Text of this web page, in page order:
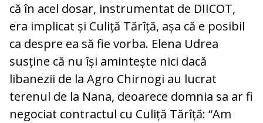
că în acel dosar, instrumentat de DIICOT,
era implicat și Culiță Tărîță, așa că e posibil
ca despre ea să fie vorba. Elena Udrea
susține că nu își amintește nici dacă
libanezii de la Agro Chirnogi au lucrat
terenul de la Nana, deoarece domnia sa ar fi
negociat contractul cu Culiță Tărîță: “Am